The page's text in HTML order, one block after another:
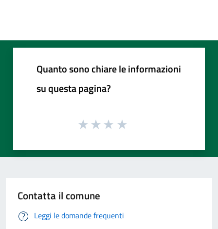
Quanto sono chiare le informazioni
su questa pagina?
Contatta il comune
Leggi le domande frequenti